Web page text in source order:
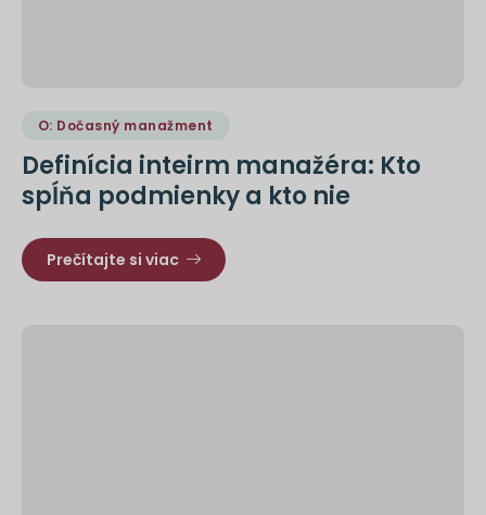
O: Dočasný manažment
Definícia inteirm manažéra: Kto
spĺňa podmienky a kto nie
Prečítajte si viac